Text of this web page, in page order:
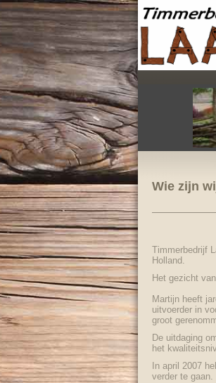
Wie zijn
Timmerbedrijf
Holland.
Het gezicht
Martijn heeft
uitvoerder in
groot
De uitdaging
het
In april 2007
verder te gaan.